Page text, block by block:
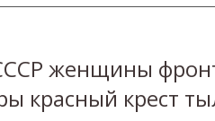
женщины
красный крест